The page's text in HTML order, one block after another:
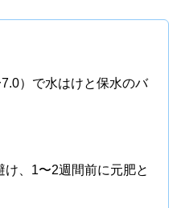
）で水はけと保水のバ
け、1〜2週間前に元肥と